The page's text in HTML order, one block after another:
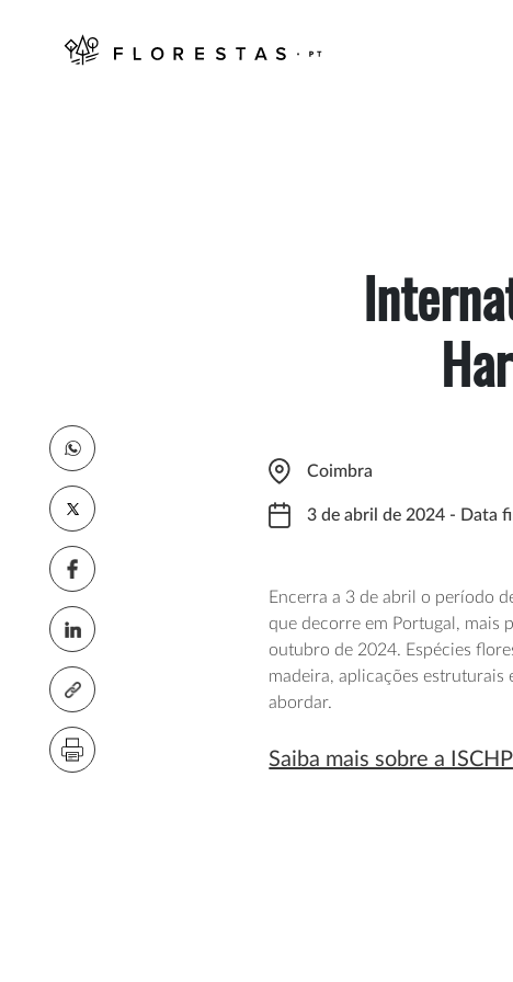
Coimbra
3 de abril de 2024 - Data
Encerra a 3 de abril o período
que decorre em Portugal, mais
outubro de 2024. Espécies
madeira, aplicações estruturais
abordar.
Saiba mais sobre a ISCHP